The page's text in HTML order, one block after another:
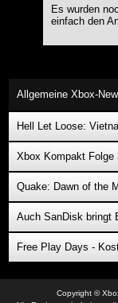
Es wurden
einfach den
Allgemeine Xbox-
Hell Let Loose:
Xbox Kompakt Folge
Quake: Dawn of the
Auch SanDisk bringt
Free Play Days -
Copyright ©